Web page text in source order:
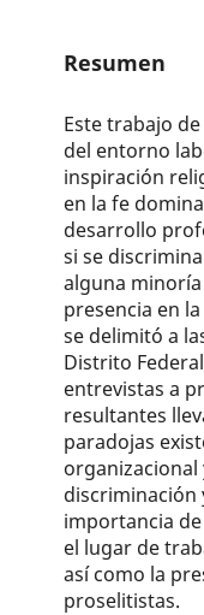
Resumen
Este trabajo
del entorno
inspiración
en la fe
desarrollo
si se
alguna
presencia en
se delimitó a
Distrito
entrevistas a
resultantes
paradojas
organizacional
discriminación
importancia
el lugar de
así como la
proselitistas.